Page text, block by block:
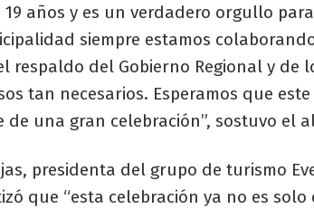
19 años y es un verdadero orgullo
siempre estamos
respaldo del Gobierno Regional y de
tan necesarios. Esperamos que
una gran celebración”, sostuvo el
presidenta del grupo de turismo
que “esta celebración ya no es